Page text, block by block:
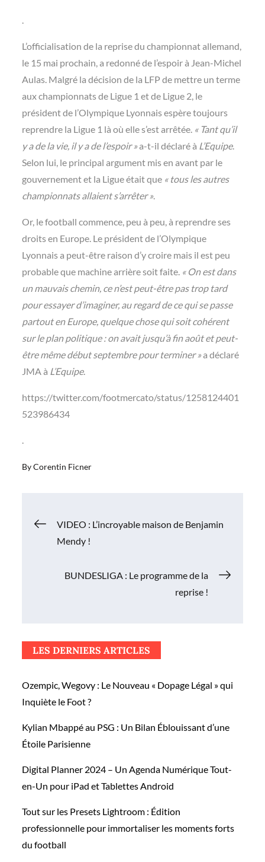
.
L’officialisation de la reprise du championnat allemand,
le 15 mai prochain, a redonné de l’espoir à Jean-Michel
Aulas. Malgré la décision de la LFP de mettre un terme
aux championnats de Ligue 1 et de Ligue 2, le
président de l’Olympique Lyonnais espère toujours
reprendre la Ligue 1 là où elle s’est arrêtée. « Tant qu’il
y a de la vie, il y a de l’espoir »a-t-il déclaré à L’Equipe.
Selon lui, le principal argument mis en avant par le
gouvernement et la Ligue était que « tous les autres
championnats allaient s’arrêter ».
Or, le football commence, peu à peu, à reprendre ses
droits en Europe. Le président de l’Olympique
Lyonnais a peut-être raison d’y croire mais il est peu
probable que machine arrière soit faite. « On est dans
un mauvais chemin, ce n’est peut-être pas trop tard
pour essayer d’imaginer, au regard de ce qui se passe
partout en Europe, quelque chose qui soit cohérent
sur le plan politique : on avait jusqu’à fin août et peut-
être même début septembre pour terminer »a déclaré
JMA à L’Equipe.
https://twitter.com/footmercato/status/1258124401
523986434
.
ByCorentin Ficner
Navigation
VIDEO : L’incroyable maison de Benjamin
Mendy !
BUNDESLIGA : Le programme de la
reprise !
LES DERNIERS ARTICLES
Ozempic, Wegovy : Le Nouveau « Dopage Légal » qui
Inquiète le Foot ?
Kylian Mbappé au PSG : Un Bilan Éblouissant d’une
Étoile Parisienne
Digital Planner 2024 – Un Agenda Numérique Tout-
en-Un pour iPad et Tablettes Android
Tout sur les Presets Lightroom : Édition
professionnelle pour immortaliser les moments forts
du football